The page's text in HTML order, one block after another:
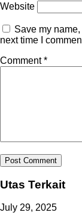
Website
Save my
next time I
Comment*
Utas Terkait
July 29, 2025